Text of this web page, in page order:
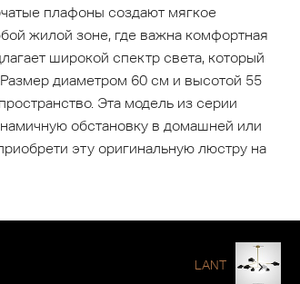
плафоны создают мягкое
жилой зоне, где важна комфортная
широкой спектр света, который
диаметром 60 см и высотой 55
Эта модель из серии
обстановку в домашней или
эту оригинальную люстру на
LANT